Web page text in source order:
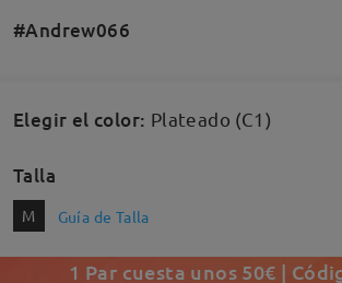
#Andrew066
Elegir el color: Plateado (C1)
Talla
M Guía de Talla
1 Par cuesta unos 50€ |